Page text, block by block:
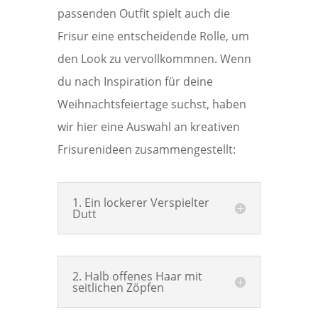
passenden Outfit spielt auch die
Frisur eine entscheidende Rolle, um
den Look zu vervollkommnen. Wenn
du nach Inspiration für deine
Weihnachtsfeiertage suchst, haben
wir hier eine Auswahl an kreativen
Frisurenideen zusammengestellt:
1. Ein lockerer Verspielter
Dutt
2. Halb offenes Haar mit
seitlichen Zöpfen